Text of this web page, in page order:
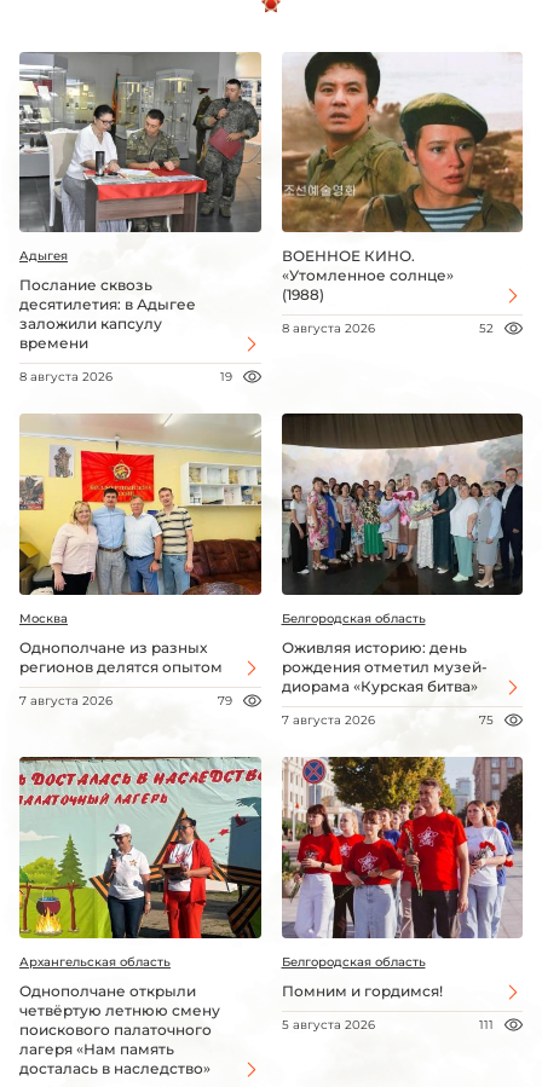
Адыгея
Послание сквозь
десятилетия: в Адыгее
заложили капсулу
времени
8 августа 2026 19
ВОЕННОЕ КИНО.
«Утомленное солнце»
(1988)
8 августа 2026 52
Москва
Однополчане из разных
регионов делятся опытом
7 августа 2026 79
Белгородская область
Оживляя историю: день
рождения отметил музей-
диорама «Курская битва»
7 августа 2026 75
Архангельская область
Однополчане открыли
четвёртую летнюю смену
поискового палаточного
лагеря «Нам память
досталась в наследство»
Белгородская область
Помним и гордимся!
5 августа 2026 111